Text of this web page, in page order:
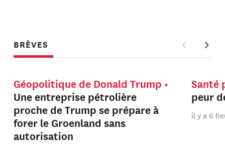
BRÈVES
Géopolitique de Donald Trump
Une entreprise pétrolière
proche de Trump se prépare à
forer le Groenland sans
autorisation
Santé
peur
il y a 6